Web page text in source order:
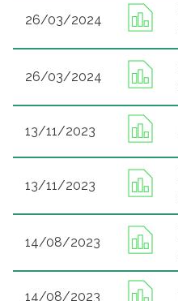
26/03/2024
26/03/2024
13/11/2023
13/11/2023
14/08/2023
14/08/2023